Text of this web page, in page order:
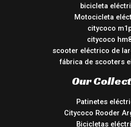
bicicleta
Motocicleta
citycoco
citycoco
scooter eléctrico de
fábrica de scooters
Our
Patinetes
Citycoco Rooder
Bicicletas